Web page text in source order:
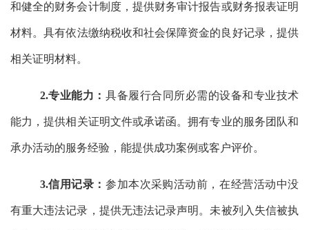
和健全的财务会计制度，‌提供财务审计报告或财务报表证明
材料。‌具有依法缴纳税收和社会保障资金的良好记录，‌提供
相关证明材料。‌
2.专业能力： ‌具备履行合同所必需的设备和专业技术
能力，‌提供相关证明文件或承诺函。‌拥有专业的服务团队和
承办活动的服务经验， ‌能提供成功案例或客户评价。‌
3.信用记录： ‌参加本次采购活动前，‌在经营活动中没
有重大违法记录，‌提供无违法记录声明。‌未被列入失信被执